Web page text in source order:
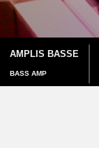
AMPLIS BASSE
BASS AMP